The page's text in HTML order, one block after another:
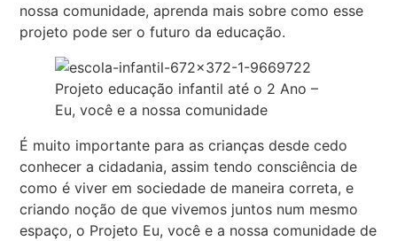
nossa comunidade, aprenda mais sobre como esse
projeto pode ser o futuro da educação.
Projeto educação infantil até o 2 Ano –
Eu, você e a nossa comunidade
É muito importante para as crianças desde cedo
conhecer a cidadania, assim tendo consciência de
como é viver em sociedade de maneira correta, e
criando noção de que vivemos juntos num mesmo
espaço, o Projeto Eu, você e a nossa comunidade de